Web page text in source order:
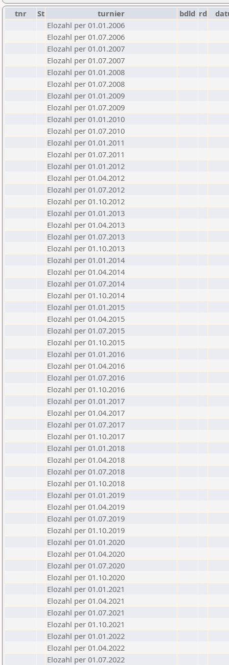
tnr St turnier bdld rd
Elozahl per 01.01.2006
Elozahl per 01.07.2006
Elozahl per 01.01.2007
Elozahl per 01.07.2007
Elozahl per 01.01.2008
Elozahl per 01.07.2008
Elozahl per 01.01.2009
Elozahl per 01.07.2009
Elozahl per 01.01.2010
Elozahl per 01.07.2010
Elozahl per 01.01.2011
Elozahl per 01.07.2011
Elozahl per 01.01.2012
Elozahl per 01.04.2012
Elozahl per 01.07.2012
Elozahl per 01.10.2012
Elozahl per 01.01.2013
Elozahl per 01.04.2013
Elozahl per 01.07.2013
Elozahl per 01.10.2013
Elozahl per 01.01.2014
Elozahl per 01.04.2014
Elozahl per 01.07.2014
Elozahl per 01.10.2014
Elozahl per 01.01.2015
Elozahl per 01.04.2015
Elozahl per 01.07.2015
Elozahl per 01.10.2015
Elozahl per 01.01.2016
Elozahl per 01.04.2016
Elozahl per 01.07.2016
Elozahl per 01.10.2016
Elozahl per 01.01.2017
Elozahl per 01.04.2017
Elozahl per 01.07.2017
Elozahl per 01.10.2017
Elozahl per 01.01.2018
Elozahl per 01.04.2018
Elozahl per 01.07.2018
Elozahl per 01.10.2018
Elozahl per 01.01.2019
Elozahl per 01.04.2019
Elozahl per 01.07.2019
Elozahl per 01.10.2019
Elozahl per 01.01.2020
Elozahl per 01.04.2020
Elozahl per 01.07.2020
Elozahl per 01.10.2020
Elozahl per 01.01.2021
Elozahl per 01.04.2021
Elozahl per 01.07.2021
Elozahl per 01.10.2021
Elozahl per 01.01.2022
Elozahl per 01.04.2022
Elozahl per 01.07.2022